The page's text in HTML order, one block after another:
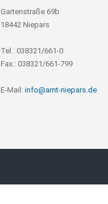
Gartenstraße 69b
18442 Niepars
Tel.: 038321/661-0
Fax.: 038321/661-799
E-Mail: info@amt-niepars.de